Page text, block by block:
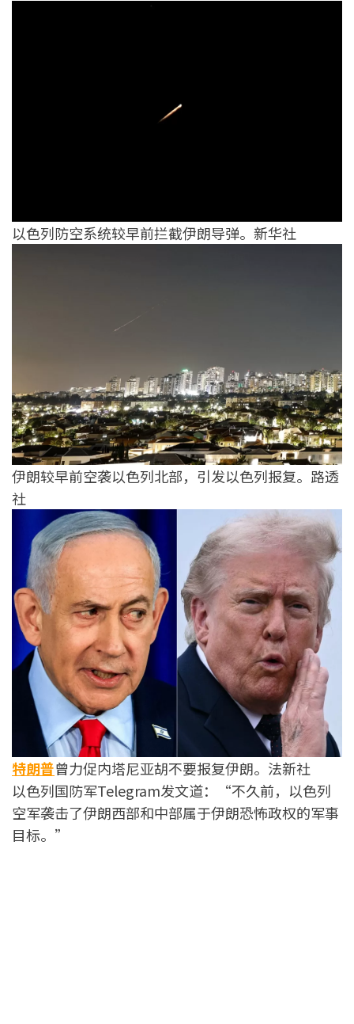
以色列防空系统较早前拦截伊朗导弹。新华社
伊朗较早前空袭以色列北部，引发以色列报复。路透
社
特朗普曾力促内塔尼亚胡不要报复伊朗。法新社
以色列国防军Telegram发文道：“不久前，以色列
空军袭击了伊朗西部和中部属于伊朗恐怖政权的军事
目标。”